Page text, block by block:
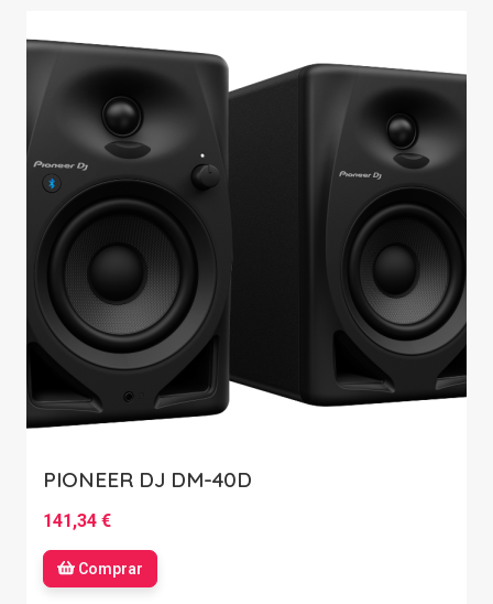
PIONEER DJ DM-40D
141,34 €
Comprar